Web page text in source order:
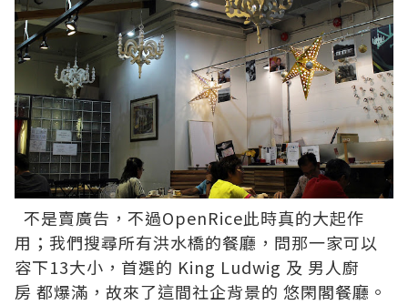
不是賣廣告，不過OpenRice此時真的大起作
用；我們搜尋所有洪水橋的餐廳，問那一家可以
容下13大小，首選的 King Ludwig 及 男人廚
房 都爆滿，故來了這間社企背景的 悠閑閣餐廳 。